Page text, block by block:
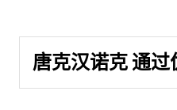
唐克汉诺克 通